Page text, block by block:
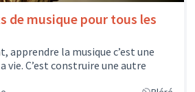
de musique pour tous les
apprendre la musique c’est une
vie. C’est construire une autre